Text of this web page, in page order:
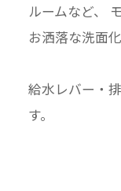
ルームなど、
お洒落な洗面
給水レバー・
す。